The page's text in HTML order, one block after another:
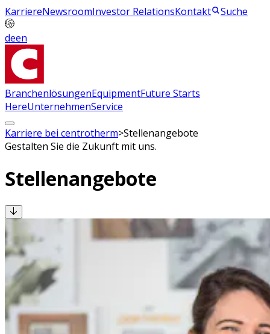
KarriereNewsroomInvestor RelationsKontakt
Suche
deen
BranchenlösungenEquipmentFuture Starts
HereUnternehmenService
Karriere bei centrotherm>Stellenangebote
Gestalten Sie die Zukunft mit uns.
Stellenangebote